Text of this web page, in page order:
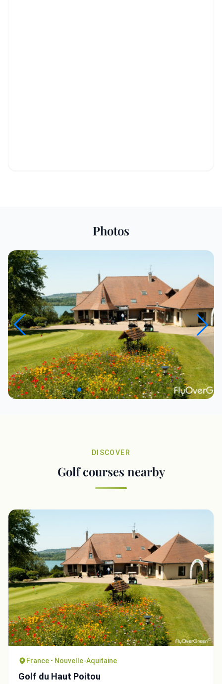
Photos
DISCOVER
Golf courses nearby
France • Nouvelle-Aquitaine
Golf du Haut Poitou